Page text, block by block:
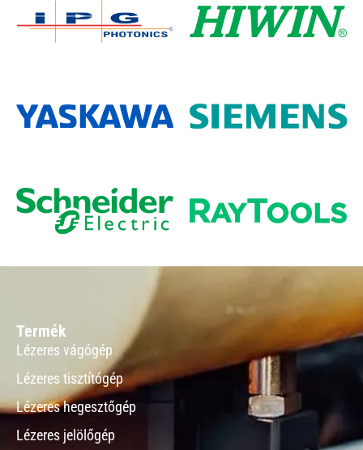
Termék
Lézeres vágógép
Lézeres tisztítógép
Lézeres hegesztőgép
Lézeres jelölőgép